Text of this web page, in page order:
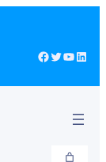
Facebook Twitter YouTube LinkedIn